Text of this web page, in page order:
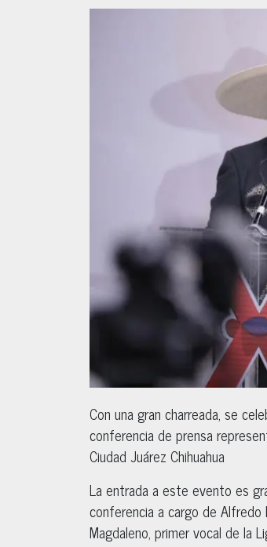
Con una gran charreada, se
conferencia de prensa
Ciudad Juárez Chihuahua
La entrada a este evento es
conferencia a cargo de Alfredo
Magdaleno, primer vocal de la